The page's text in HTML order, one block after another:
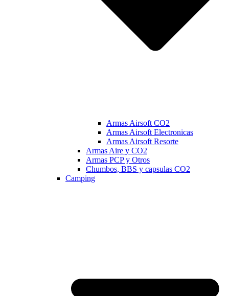
Armas Airsoft CO2
Armas Airsoft Electronicas
Armas Airsoft Resorte
Armas Aire y CO2
Armas PCP y Otros
Chumbos, BBS y capsulas CO2
Camping